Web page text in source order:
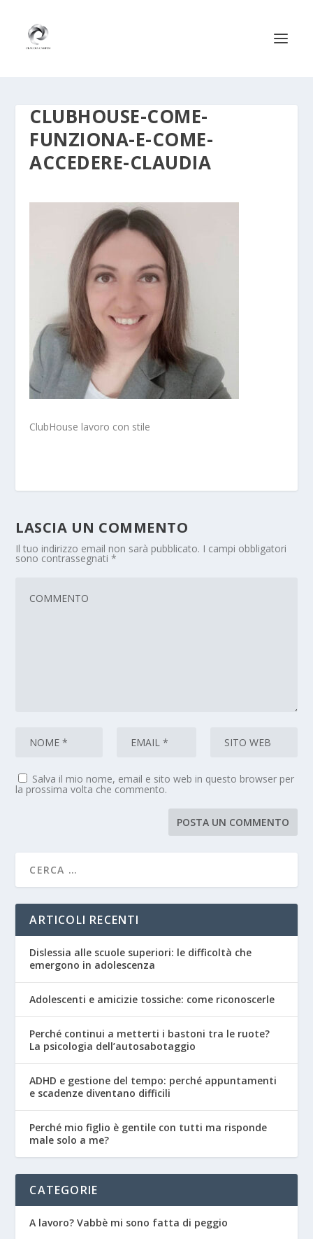
CLUBHOUSE-COME-
FUNZIONA-E-COME-
ACCEDERE-CLAUDIA
ClubHouse lavoro con stile
LASCIA UN COMMENTO
Il tuo indirizzo email non sarà pubblicato. I campi obbligatori
sono contrassegnati*
Salva il mio nome, email e sito web in questo browser per
la prossima volta che commento.
ARTICOLI RECENTI
Dislessia alle scuole superiori: le difficoltà che
emergono in adolescenza
Adolescenti e amicizie tossiche: come riconoscerle
Perché continui a metterti i bastoni tra le ruote?
La psicologia dell’autosabotaggio
ADHD e gestione del tempo: perché appuntamenti
e scadenze diventano difficili
Perché mio figlio è gentile con tutti ma risponde
male solo a me?
CATEGORIE
A lavoro? Vabbè mi sono fatta di peggio